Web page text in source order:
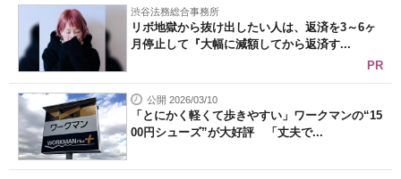
渋谷法務総合事務所
リボ地獄から抜け出したい人は、返済を3～6ヶ
月停止して『大幅に減額してから返済す...
PR
公開 2026/03/10
「とにかく軽くて歩きやすい」ワークマンの“15
00円シューズ”が大好評 「丈夫で...